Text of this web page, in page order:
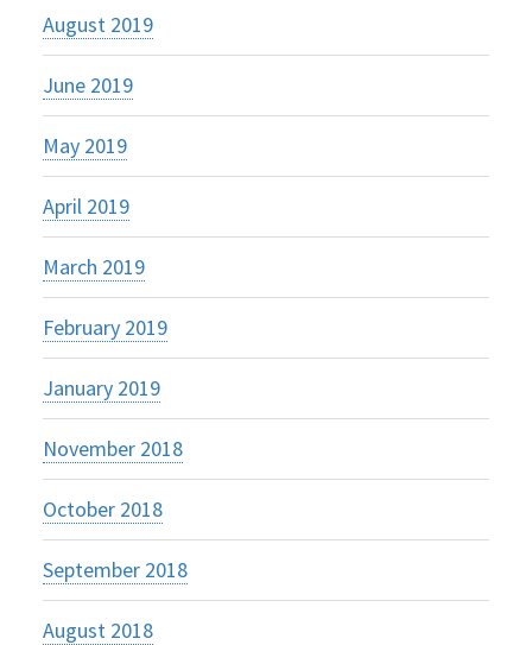
August 2019
June 2019
May 2019
April 2019
March 2019
February 2019
January 2019
November 2018
October 2018
September 2018
August 2018